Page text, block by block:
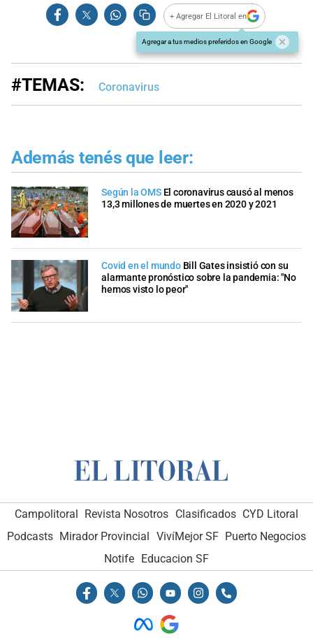
+ Agregar El Litoral en
Agregar a tus medios preferidos en Google
#TEMAS: Coronavirus
Además tenés que leer:
Según la OMS El coronavirus causó al menos
13,3 millones de muertes en 2020 y 2021
Covid en el mundo Bill Gates insistió con su
alarmante pronóstico sobre la pandemia: "No
hemos visto lo peor"
Campolitoral Revista Nosotros Clasificados CYD Litoral
Podcasts Mirador Provincial VivíMejor SF Puerto Negocios
Notife
Educacion SF